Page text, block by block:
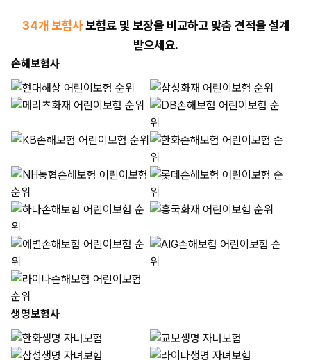
34개 보험사보험료 및 보장을 비교하고 맞춤 견적을 설계
받으세요.
손해보험사
생명보험사